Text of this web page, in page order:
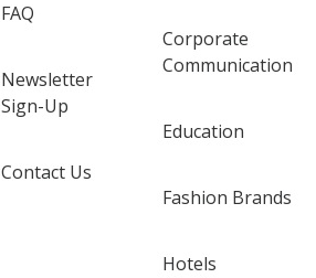
FAQ
Newsletter
Sign-Up
Contact Us
Corporate
Communication
Education
Fashion Brands
Hotels